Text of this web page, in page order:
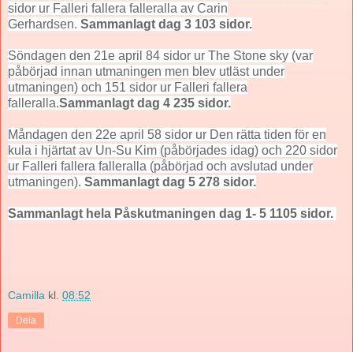
sidor ur Falleri fallera falleralla av Carin
Gerhardsen. Sammanlagt dag 3 103 sidor.
Söndagen den 21e april 84 sidor ur The Stone sky (var
påbörjad innan utmaningen men blev utläst under
utmaningen) och 151 sidor ur Falleri fallera
falleralla.Sammanlagt dag 4 235 sidor.
Måndagen den 22e april 58 sidor ur Den rätta tiden för en
kula i hjärtat av Un-Su Kim (påbörjades idag) och 220 sidor
ur Falleri fallera falleralla (påbörjad och avslutad under
utmaningen). Sammanlagt dag 5 278 sidor.
Sammanlagt hela Påskutmaningen dag 1- 5 1105 sidor.
Camilla kl. 08:52
Dela